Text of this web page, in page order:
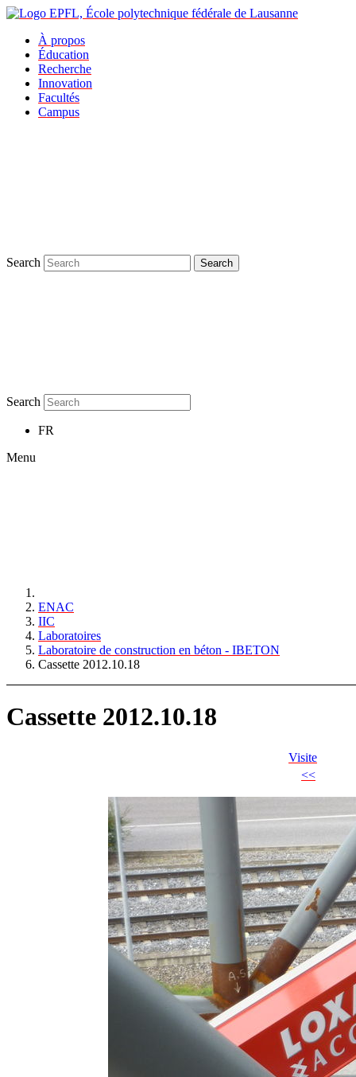
À propos
Éducation
Recherche
Innovation
Facultés
Campus
Search Search
Search
FR
Menu
ENAC
IIC
Laboratoires
Laboratoire de construction en béton - IBETON
Cassette 2012.10.18
Cassette 2012.10.18
Visite
<<